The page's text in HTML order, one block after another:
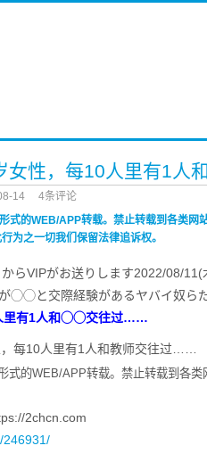
女性，每10人里有1
14
4条评论
的WEB/APP转载。禁止转载到各类网
为之一切我们保留法律追诉权。
らVIPがお送りします2022/08/
◯◯と交際経験があるヤバイ奴らだ
里有1人和◯◯交往过……
式的WEB/APP转载。禁止转载到各类
2chcn.com
246931/